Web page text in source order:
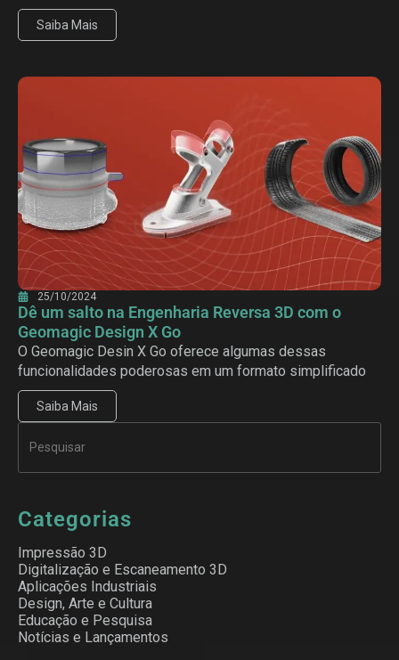
Saiba Mais
25/10/2024
Dê um salto na Engenharia Reversa 3D com o
Geomagic Design X Go
O Geomagic Desin X Go oferece algumas dessas
funcionalidades poderosas em um formato simplificado
Saiba Mais
Categorias
Impressão 3D
Digitalização e Escaneamento 3D
Aplicações Industriais
Design, Arte e Cultura
Educação e Pesquisa
Notícias e Lançamentos